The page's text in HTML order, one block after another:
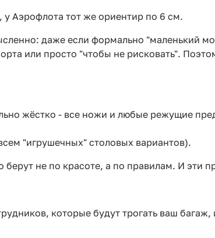
Аэрофлота тот же ориентир по 6 см.
даже если формально "маленький
или просто "чтобы не рисковать".
жёстко - все ножи и любые режущие
"игрушечных" столовых вариантов).
не по красоте, а по правилам. И эти
которые будут трогать ваш багаж,